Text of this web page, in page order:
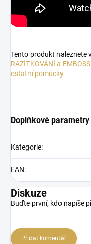
Tento produkt naleznete
RAZÍTKOVÁNÍ a
ostatní pomůcky
Doplňkové parametry
Kategorie:
EAN:
Diskuze
Buďte první, kdo napíše
Přidat komentář